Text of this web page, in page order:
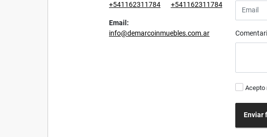
+541162311784
+541162311784
Email:
info@demarcoinmuebles.com.ar
Acepto
Enviar